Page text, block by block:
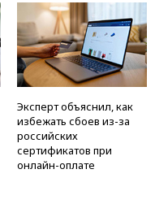
Эксперт объяснил, как
избежать сбоев из-за
российских
сертификатов при
онлайн-оплате